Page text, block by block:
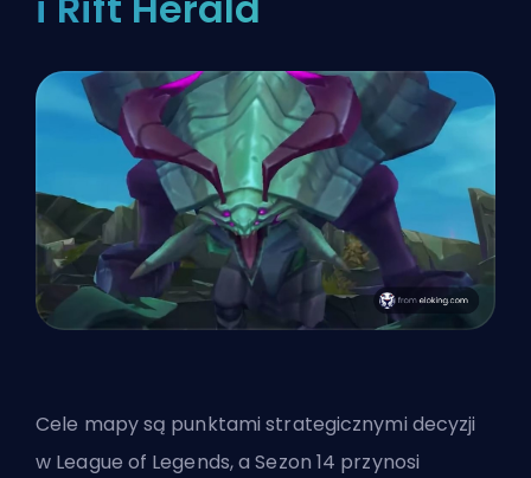
Cele mapy są punktami strategicznymi decyzji
w League of Legends, a Sezon 14 przynosi